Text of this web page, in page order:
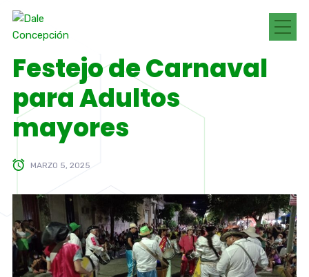
Festejo de Carnaval
para Adultos
mayores
MARZO 5, 2025